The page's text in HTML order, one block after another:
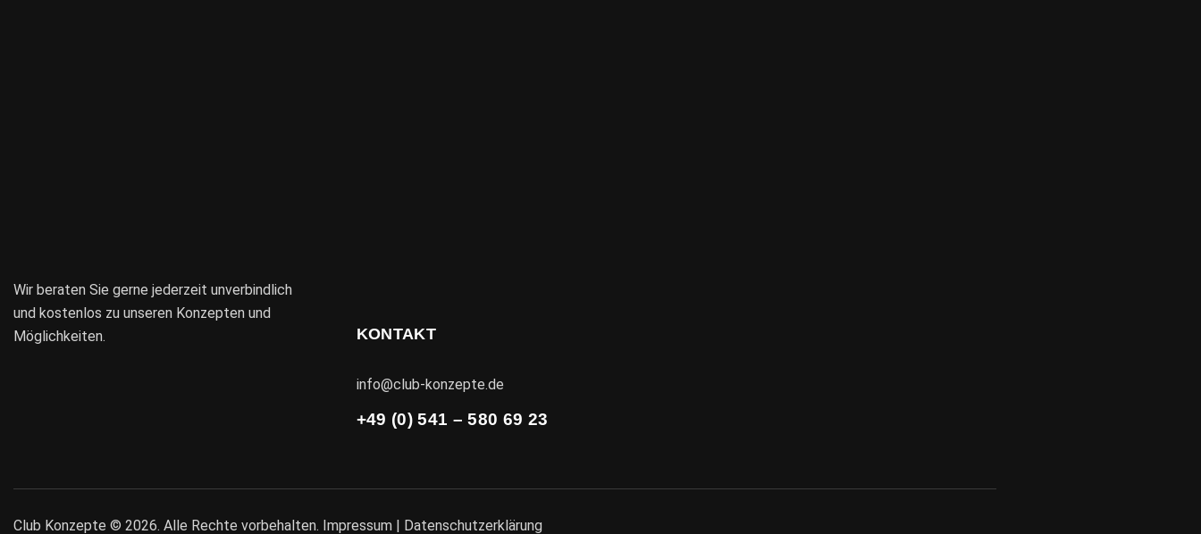
Wir beraten Sie gerne jederzeit unverbindlich
und kostenlos zu unseren Konzepten und
Möglichkeiten.
KONTAKT
info@club-konzepte.de
+49 (0) 541 – 580 69 23
Club Konzepte © 2026. Alle Rechte vorbehalten. Impressum Datenschutzerklärung